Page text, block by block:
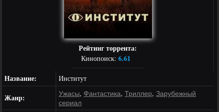
Рейтинг торрента:
Кинопоиск: 6.61
Название:
Институт
Жанр: Ужасы, Фантастика, Триллер, Зарубежный
сериал